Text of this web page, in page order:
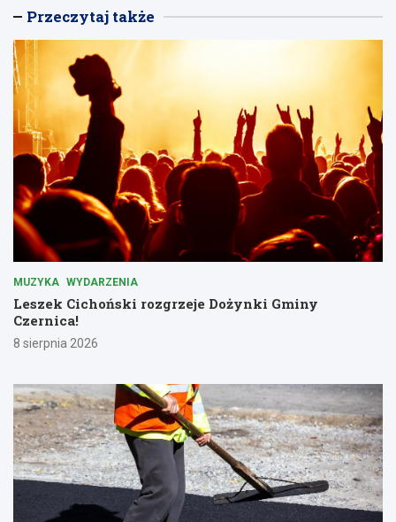
Przeczytaj także
MUZYKA WYDARZENIA
Leszek Cichoński rozgrzeje Dożynki Gminy
Czernica!
8 sierpnia 2026